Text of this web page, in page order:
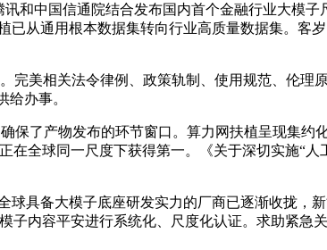
中国信通院结合发布国内首个金融行业大模子
从通用根本数据集转向行业高质量数据集。客
美相关法令律例、政策轨制、使用规范、伦理
办事。
了产物发布的环节窗口。算力网扶植呈现集约
全球同一尺度下获得第一。《关于深切实施“
具备大模子底座研发实力的厂商已逐渐收拢，
内容平安进行系统化、尺度化认证。求助紧急